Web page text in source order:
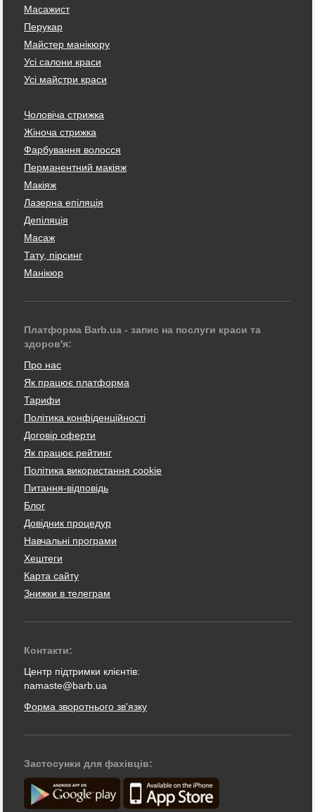
Масажист
Перукар
Майстер манікюру
Усі салони краси
Усі майстри краси
Чоловіча стрижка
Жіноча стрижка
Фарбування волосся
Перманентний макіяж
Макіяж
Лазерна епіляція
Депіляція
Масаж
Тату, пірсинг
Манікюр
Платформа Barb.ua - запис на послуги краси та
здоров'я:
Про нас
Як працює платформа
Тарифи
Політика конфіденційності
Договір оферти
Як працює рейтинг
Політика використання cookie
Питання-відповідь
Блог
Довідник процедур
Навчальні програми
Хештеги
Карта сайту
Знижки в телеграм
Контакти:
Центр підтримки клієнтів:
namaste@barb.ua
Форма зворотнього зв'язку
Застосунки для фахівців: